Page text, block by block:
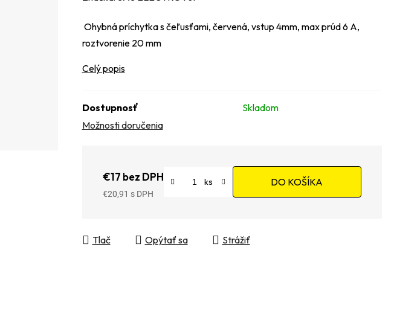
Ohybná príchytka s čeľusťami, červená, vstup 4mm, max prúd 6 A,
roztvorenie 20 mm
Celý popis
Dostupnosť
Skladom
Možnosti doručenia
€17 bez DPH
€20,91
DO KOŠÍKA
Tlač Opýtať sa Strážiť